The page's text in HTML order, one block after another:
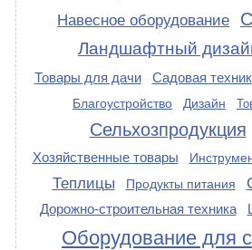
Навесное оборудование
Ландшафтный
Товары для дачи Садовая
Благоустройство Дизайн
Сельхозпродукция
Хозяйственные товары
Теплицы Продукты питания
Дорожно-строительная техника
Оборудование для